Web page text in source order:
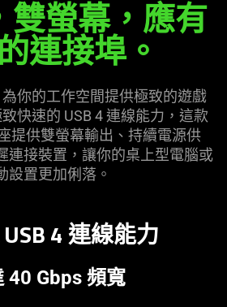
雙螢幕，應有
連接埠。
為你的工作空間提供極致的遊戲
快速的 USB 4 連線能力，這款
提供雙螢幕輸出、持續電源供
連接裝置，讓你的桌上型電腦或
設置更加俐落 。
4 連線能力
40 Gbps 頻寬